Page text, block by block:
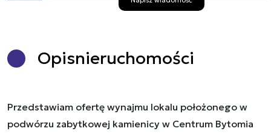
Opisnieruchomości
Przedstawiam ofertę wynajmu lokalu położonego w
podwórzu zabytkowej kamienicy w Centrum Bytomia